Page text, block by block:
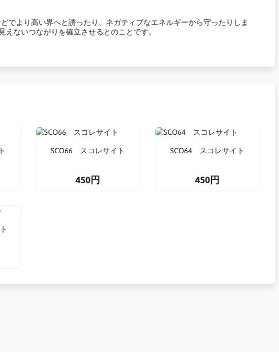
でより高い界へと誘ったり、ネガティブなエネルギーから守ったりしま
ないつながりを確立させるとのことです。
SCO66 スコレサイト
450円
SCO64 スコレサイト
450円